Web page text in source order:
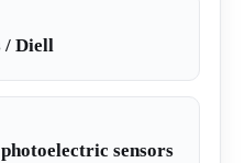
/ Diell
sensors